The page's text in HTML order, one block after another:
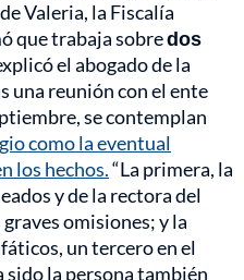
Valeria, la Fiscalía
que trabaja sobredos
el abogado de la
una reunión con el ente
se contemplan
como la eventual
los hechos.“La primera, la
y de la rectora del
omisiones; y la
un tercero en el
sido la persona también